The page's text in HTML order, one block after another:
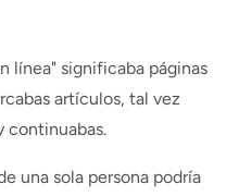
línea" significaba páginas
artículos, tal vez
continuabas.
una sola persona podría